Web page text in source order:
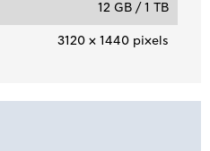
12 GB / 1 TB
3120 x 1440 pixels